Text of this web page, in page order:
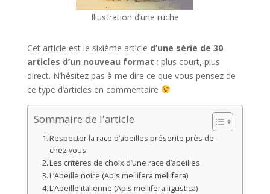
Illustration d’une ruche
Cet article est le sixième article d’une série de 30
articles d’un nouveau format : plus court, plus
direct. N’hésitez pas à me dire ce que vous pensez de
ce type d’articles en commentaire
Sommaire de l'article
Respecter la race d’abeilles présente près de
chez vous
Les critères de choix d’une race d’abeilles
L’Abeille noire (Apis mellifera mellifera)
L’Abeille italienne (Apis mellifera ligustica)